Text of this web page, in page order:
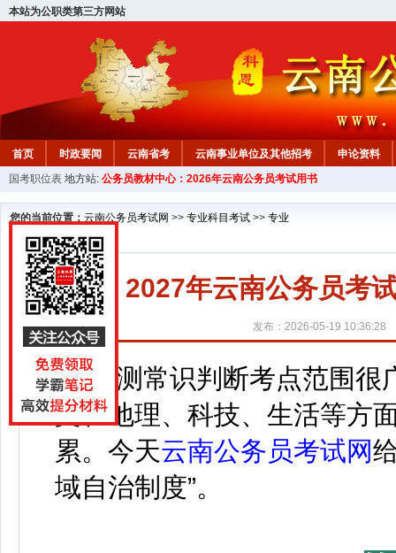
本站为公职类第三方网站
首页 时政要闻 云南省考 云南事业单位及其他招考
申论资料
国考职位表 地方站: 公务员教材中心：2026年云南公务员考试用书
您的当前位置： 云南公务员考试网 >> 专业科目考试 >> 专业
2027年云南公务员考
发布：2026-05-19 10:36:28
行测常识判断考点范围很
文、地理、科技、生活等方
累。今天云南公务员考试网
域自治制度”。